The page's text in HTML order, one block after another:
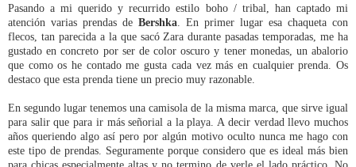
Pasando a mi querido y recurrido estilo boho / tribal, han captado mi
atención varias prendas de Bershka . En primer lugar esa chaqueta con
flecos, tan parecida a la que sacó Zara durante pasadas temporadas, me ha
gustado en concreto por ser de color oscuro y tener monedas, un abalorio
que como os he contado me gusta cada vez más en cualquier prenda. Os
destaco que esta prenda tiene un precio muy razonable.
En segundo lugar tenemos una camisola de la misma marca, que sirve igual
para salir que para ir más señorial a la playa. A decir verdad llevo muchos
años queriendo algo así pero por algún motivo oculto nunca me hago con
este tipo de prendas. Seguramente porque considero que es ideal más bien
para chicas especialmente altas y no termino de verle el lado práctico. No